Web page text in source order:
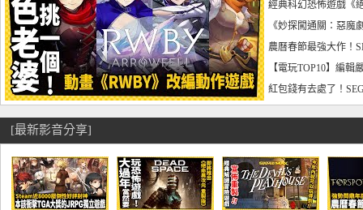
經典科幻恐怖遊戲《
懼體驗-電玩宅速配
《妙探闖通關：惡
到!!-電玩宅速配
農曆春節最強大作！
電玩宅速配20230123
【電玩TOP10】編
了，封面圖直接雷你
紅包錢有去處了！
宅速配20230119
[最新影音分享]